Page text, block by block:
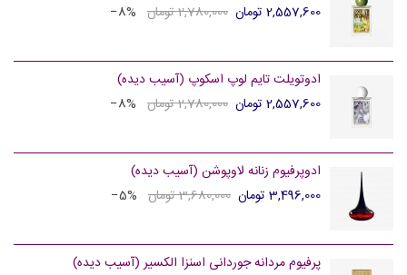
2,557,600 تومان
2,780,000 تومان ‎−8%
ادوتویلت تایم لوپ اسکوپ (آسیب دیده)
2,557,600 تومان
2,780,000 تومان ‎−8%
ادوپرفیوم زنانه لاوپوشن (آسیب دیده)
3,496,000 تومان
3,680,000 تومان ‎−5%
پرفیوم مردانه جوردانی اسنزا الکسیر (آسیب دیده)